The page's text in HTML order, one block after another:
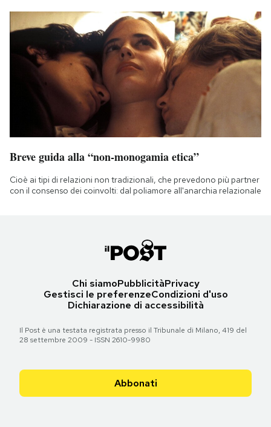
Breve guida alla “non-monogamia etica”
Cioè ai tipi di relazioni non tradizionali, che prevedono più partner
con il consenso dei coinvolti: dal poliamore all'anarchia relazionale
Chi siamoPubblicitàPrivacy
Gestisci le preferenzeCondizioni d'uso
Dichiarazione di accessibilità
Il Post è una testata registrata presso il Tribunale di Milano, 419 del
28 settembre 2009 - ISSN 2610-9980
Abbonati